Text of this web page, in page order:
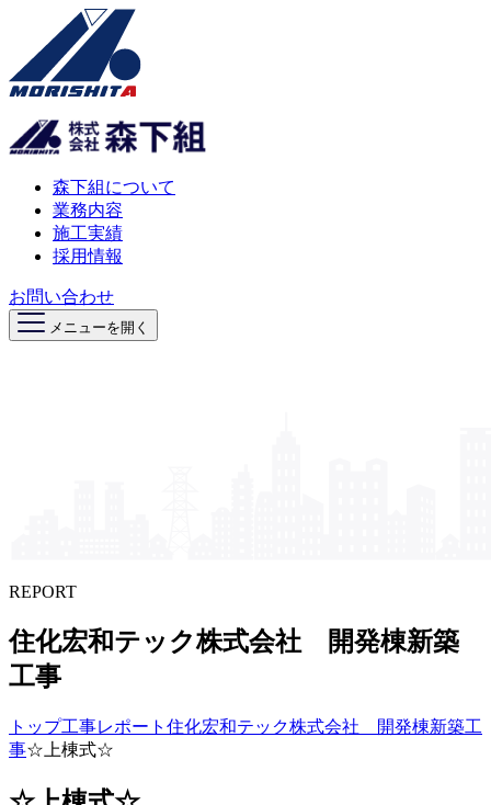
森下組について
業務内容
施工実績
採用情報
お問い合わせ
メニューを開く
REPORT
住化宏和テック株式会社 開発棟新築
工事
トップ工事レポート 住化宏和テック株式会社 開発棟新築工
事☆上棟式☆